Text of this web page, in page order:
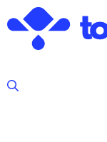
au
contenu